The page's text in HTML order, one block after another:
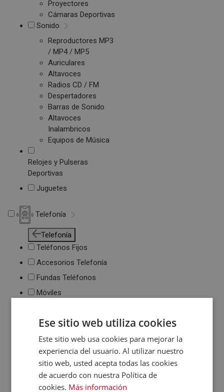
Proyectores
Cámaras Deportivas
Sonido
Reproductores MP3
/ MP4 / MP5
Auriculares
Altavoces
Radios CD / FM
Despertadores
Barras de Sonido
Altavoces
Inalambricos
Equipos de Música
Relojes y Pulseras
Deportivas
Juguetes
Telefonía
Telefonía
Teléfonos Fijos
Accesorios Telefonía
Fundas Teléfonos
Móviles
Ese sitio web utiliza cookies
Este sitio web usa cookies para mejorar la
experiencia del usuario. Al utilizar nuestro
sitio web, usted acepta todas las cookies
de acuerdo con nuestra Política de
cookies. Más información